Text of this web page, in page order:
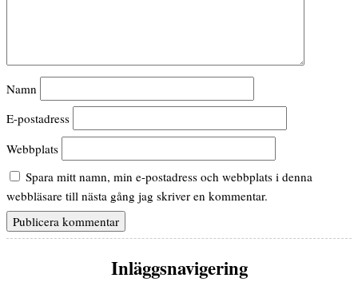
Namn
E-postadress
Webbplats
Spara mitt namn, min e-postadress och webbplats i denna
webbläsare till nästa gång jag skriver en kommentar.
Inläggsnavigering